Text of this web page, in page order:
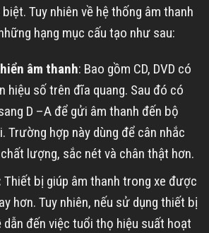
Tuy nhiên về hệ thống âm thanh
hạng mục cấu tạo như sau:
âm thanh: Bao gồm CD, DVD có
hiệu số trên đĩa quang. Sau đó có
D –A để gửi âm thanh đến bộ
Trường hợp này dùng để cân nhắc
lượng, sắc nét và chân thật hơn.
Thiết bị giúp âm thanh trong xe được
hơn. Tuy nhiên, nếu sử dụng thiết bị
dẫn đến việc tuổi thọ hiệu suất hoạt